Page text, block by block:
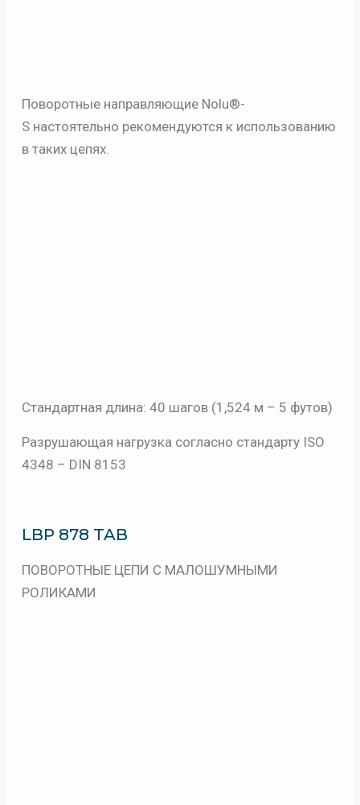
Поворотные направляющие Nolu®-
S настоятельно рекомендуются к использованию
в таких цепях.
Стандартная длина: 40 шагов (1,524 м – 5 футов)
Разрушающая нагрузка согласно стандарту ISO
4348 – DIN 8153
LBP 878 TAB
ПОВОРОТНЫЕ ЦЕПИ С МАЛОШУМНЫМИ
РОЛИКАМИ